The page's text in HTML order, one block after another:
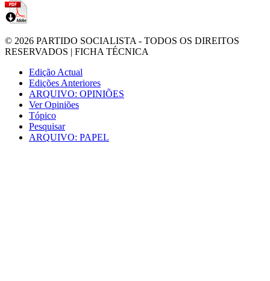
© 2026 PARTIDO SOCIALISTA - TODOS OS DIREITOS
RESERVADOS | FICHA TÉCNICA
Edição Actual
Edições Anteriores
ARQUIVO: OPINIÕES
Ver Opiniões
Tópico
Pesquisar
ARQUIVO: PAPEL